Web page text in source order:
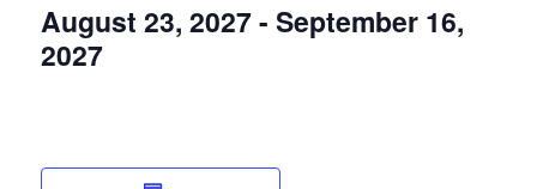
August 23, 2027-September 16,
2027